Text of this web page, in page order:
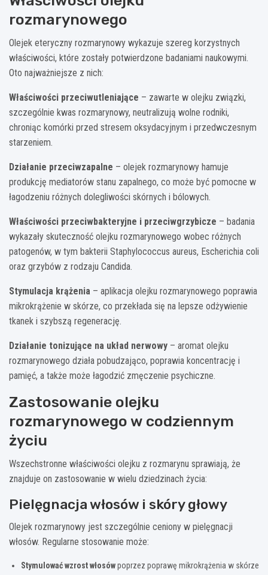
rozmarynowego
Olejek eteryczny rozmarynowy wykazuje szereg korzystnych
właściwości, które zostały potwierdzone badaniami naukowymi.
Oto najważniejsze z nich:
Właściwości przeciwutleniające – zawarte w olejku związki,
szczególnie kwas rozmarynowy, neutralizują wolne rodniki,
chroniąc komórki przed stresem oksydacyjnym i przedwczesnym
starzeniem.
Działanie przeciwzapalne – olejek rozmarynowy hamuje
produkcję mediatorów stanu zapalnego, co może być pomocne w
łagodzeniu różnych dolegliwości skórnych i bólowych.
Właściwości przeciwbakteryjne i przeciwgrzybicze – badania
wykazały skuteczność olejku rozmarynowego wobec różnych
patogenów, w tym bakterii Staphylococcus aureus, Escherichia coli
oraz grzybów z rodzaju Candida.
Stymulacja krążenia – aplikacja olejku rozmarynowego poprawia
mikrokrążenie w skórze, co przekłada się na lepsze odżywienie
tkanek i szybszą regenerację.
Działanie tonizujące na układ nerwowy – aromat olejku
rozmarynowego działa pobudzająco, poprawia koncentrację i
pamięć, a także może łagodzić zmęczenie psychiczne.
Zastosowanie olejku
rozmarynowego w codziennym
życiu
Wszechstronne właściwości olejku z rozmarynu sprawiają, że
znajduje on zastosowanie w wielu dziedzinach życia:
Pielęgnacja włosów i skóry głowy
Olejek rozmarynowy jest szczególnie ceniony w pielęgnacji
włosów. Regularne stosowanie może:
Stymulować wzrost włosówpoprzez poprawę mikrokrążenia w skórze